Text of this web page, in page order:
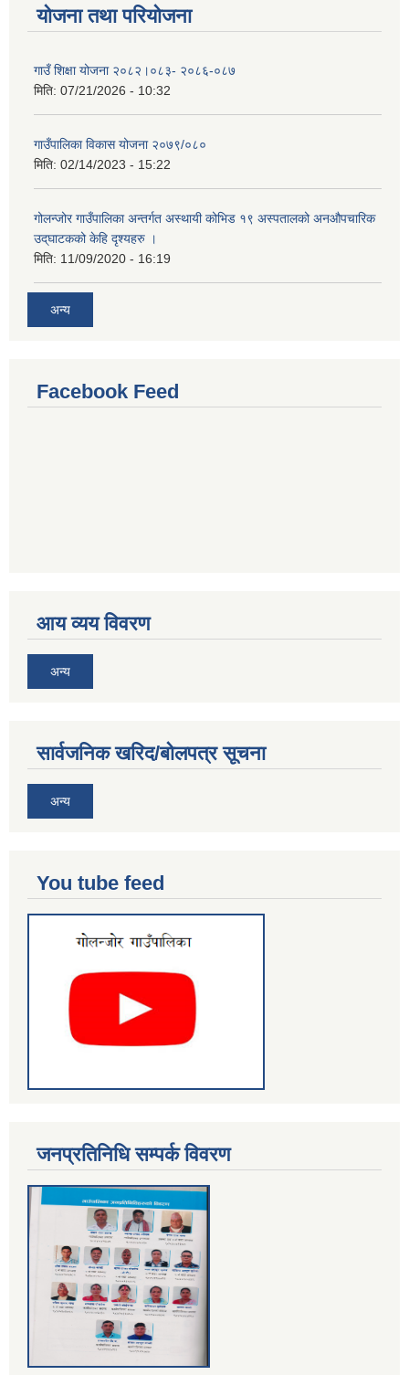
योजना तथा परियोजना
गाउँ शिक्षा योजना २०८२।०८३- २०८६-०८७
मिति: 07/21/2026 - 10:32
गाउँपालिका विकास योजना २०७९/०८०
मिति: 02/14/2023 - 15:22
गोलन्जोर गाउँपालिका अन्तर्गत अस्थायी कोभिड १९ अस्पतालको अनऔपचारिक
उद्‌घाटकको केहि दृश्यहरु ।
मिति: 11/09/2020 - 16:19
अन्य
Facebook Feed
आय व्यय विवरण
अन्य
सार्वजनिक खरिद/बोलपत्र सूचना
अन्य
You tube feed
जनप्रतिनिधि सम्पर्क विवरण